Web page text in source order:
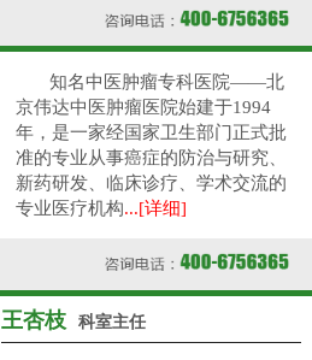
知名中医肿瘤专科医院——北
京伟达中医肿瘤医院始建于1994
年，是一家经国家卫生部门正式批
准的专业从事癌症的防治与研究、
新药研发、临床诊疗、学术交流的
专业医疗机构...[详细]
王杏枝 科室主任